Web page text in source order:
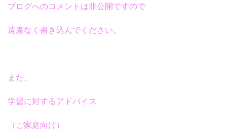
ブログへのコメントは非公開ですので
遠慮なく書き込んでください。
また、
学習に対するアドバイス
（ご家庭向け）